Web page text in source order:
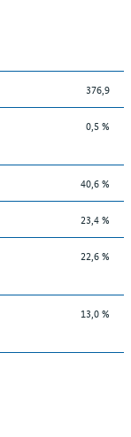
376,9
0,5 %
40,6 %
23,4 %
22,6 %
13,0 %